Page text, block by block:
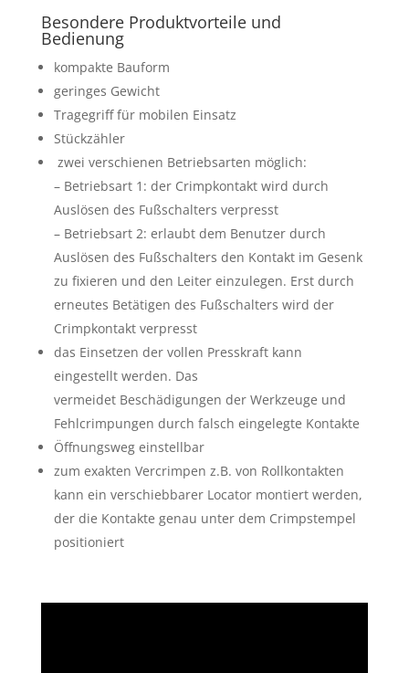
Besondere Produktvorteile und
Bedienung
kompakte Bauform
geringes Gewicht
Tragegriff für mobilen Einsatz
Stückzähler
zwei verschienen Betriebsarten möglich:
– Betriebsart 1: der Crimpkontakt wird durch
Auslösen des Fußschalters verpresst
– Betriebsart 2: erlaubt dem Benutzer durch
Auslösen des Fußschalters den Kontakt im Gesenk
zu fixieren und den Leiter einzulegen. Erst durch
erneutes Betätigen des Fußschalters wird der
Crimpkontakt verpresst
das Einsetzen der vollen Presskraft kann
eingestellt werden. Das
vermeidet Beschädigungen der Werkzeuge und
Fehlcrimpungen durch falsch eingelegte Kontakte
Öffnungsweg einstellbar
zum exakten Vercrimpen z.B. von Rollkontakten
kann ein verschiebbarer Locator montiert werden,
der die Kontakte genau unter dem Crimpstempel
positioniert